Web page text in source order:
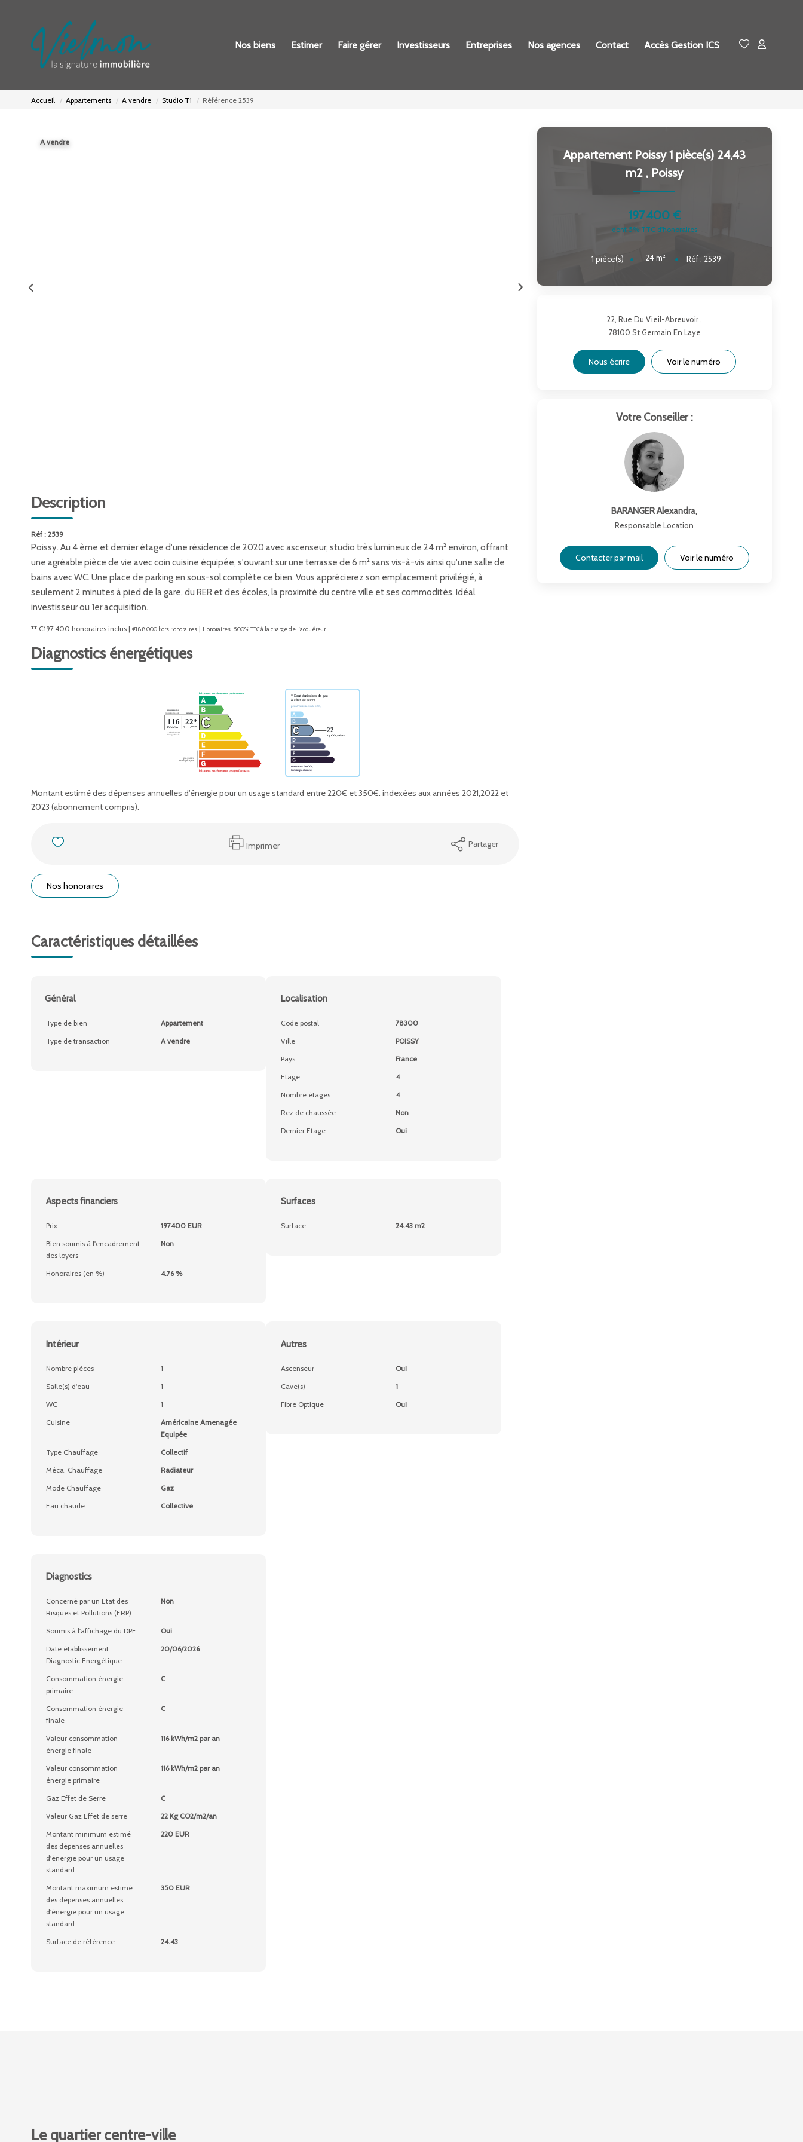
Nos biens Estimer Faire gérer Investisseurs Entreprises Nos agences Contact Accès Gestion ICS
Accueil Appartements A vendre Studio T1 Référence 2539
A vendre
Description
Réf : 2539
Poissy. Au 4 ème et dernier étage d'une résidence de 2020 avec ascenseur, studio très lumineux de 24 m² environ, offrant
une agréable pièce de vie avec coin cuisine équipée, s'ouvrant sur une terrasse de 6 m² sans vis-à-vis ainsi qu'une salle de
bains avec WC. Une place de parking en sous-sol complète ce bien. Vous apprécierez son emplacement privilégié, à
seulement 2 minutes à pied de la gare, du RER et des écoles, la proximité du centre ville et ses commodités. Idéal
investisseur ou 1er acquisition.
** €197 400 honoraires inclus | €188 000 hors honoraires | Honoraires : 5.00% TTC à la charge de l'acquéreur
Diagnostics énergétiques
Montant estimé des dépenses annuelles d'énergie pour un usage standard entre 220€ et 350€. indexées aux années 2021,2022 et
2023 (abonnement compris).
Imprimer Partager
Nos honoraires
Caractéristiques détaillées
Général
Type de bien
Appartement
Type de transaction
A vendre
Localisation
Code postal
78300
Ville
POISSY
Pays
France
Etage
4
Nombre étages
4
Rez de chaussée
Non
Dernier Etage
Oui
Aspects financiers
Prix
197400 EUR
Bien soumis à l'encadrement
des loyers
Non
Honoraires (en %) 4.76 %
Surfaces
Surface 24.43 m2
Intérieur
Nombre pièces
1
Salle(s) d'eau
1
WC
1
Cuisine
Américaine Amenagée
Equipée
Type Chauffage
Collectif
Méca. Chauffage
Radiateur
Mode Chauffage
Gaz
Eau chaude
Collective
Autres
Ascenseur
Oui
Cave(s)
1
Fibre Optique
Oui
Diagnostics
Concerné par un Etat des
Risques et Pollutions (ERP)
Non
Soumis à l'affichage du DPE
Oui
Date établissement
Diagnostic Energétique
20/06/2026
Consommation énergie
primaire
C
Consommation énergie
finale
C
Valeur consommation
énergie finale
116 kWh/m2 par an
Valeur consommation
énergie primaire
116 kWh/m2 par an
Gaz Effet de Serre
C
Valeur Gaz Effet de serre
22 Kg CO2/m2/an
Montant minimum estimé
des dépenses annuelles
d'énergie pour un usage
standard
220 EUR
Montant maximum estimé
des dépenses annuelles
d'énergie pour un usage
standard
350 EUR
Surface de référence 24.43
Appartement Poissy 1 pièce(s) 24,43
m2 , Poissy
197 400 €
dont 5% TTC d'honoraires
1 pièce(s) 24m² Réf : 2539
22, Rue Du Vieil-Abreuvoir ,
78100 St Germain En Laye
Nous écrire Voir le numéro
Votre Conseiller :
BARANGER Alexandra,
Responsable Location
Contacter par mail Voir le numéro
Le quartier centre-ville